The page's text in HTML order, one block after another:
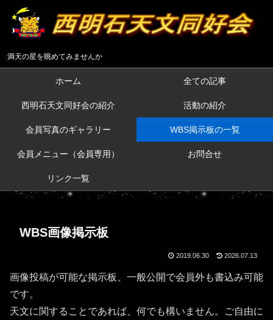
満天の星を眺めてみませんか
ホーム 全ての記事
西明石天文同好会の紹介 活動の紹介
会員写真のギャラリー WBS掲示板の一覧
会員メニュー（会員専用） お問合せ
リンク一覧
WBS画像掲示板
2019.06.30 2026.07.13
画像投稿が可能な掲示板、一般公開で会員外も書込み可能
です。
天文に関することであれば、何でも構いません。ご自由に